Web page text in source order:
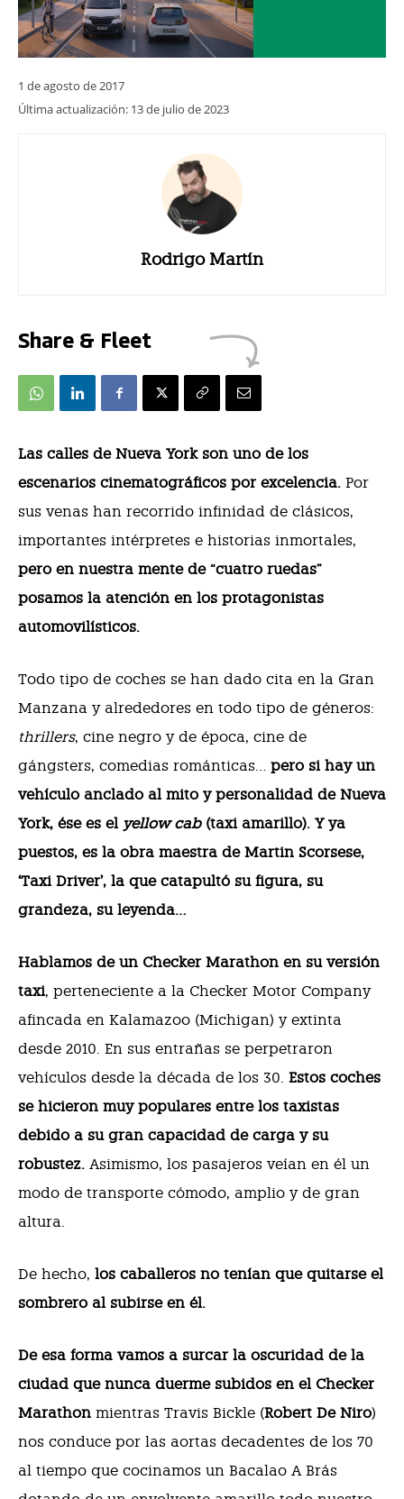
1 de agosto de 2017
Última actualización: 13 de julio de 2023
Rodrigo Martín
Share & Fleet
Las calles de Nueva York son uno de los
escenarios cinematográficos por excelencia. Por
sus venas han recorrido infinidad de clásicos,
importantes intérpretes e historias inmortales,
pero en nuestra mente de “cuatro ruedas”
posamos la atención en los protagonistas
automovilísticos.
Todo tipo de coches se han dado cita en la Gran
Manzana y alrededores en todo tipo de géneros:
thrillers, cine negro y de época, cine de
gángsters, comedias románticas… pero si hay un
vehículo anclado al mito y personalidad de Nueva
York, ése es el yellow cab(taxi amarillo). Y ya
puestos, es la obra maestra de Martin Scorsese,
‘Taxi Driver’, la que catapultó su figura, su
grandeza, su leyenda…
Hablamos de un Checker Marathon en su versión
taxi, perteneciente a la Checker Motor Company
afincada en Kalamazoo (Michigan) y extinta
desde 2010. En sus entrañas se perpetraron
vehículos desde la década de los 30. Estos coches
se hicieron muy populares entre los taxistas
debido a su gran capacidad de carga y su
robustez. Asimismo, los pasajeros veían en él un
modo de transporte cómodo, amplio y de gran
altura.
De hecho, los caballeros no tenían que quitarse el
sombrero al subirse en él.
De esa forma vamos a surcar la oscuridad de la
ciudad que nunca duerme subidos en el Checker
Marathon mientras Travis Bickle (Robert De Niro)
nos conduce por las aortas decadentes de los 70
al tiempo que cocinamos un Bacalao A Brás